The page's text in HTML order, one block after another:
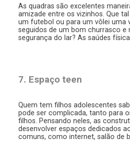
As quadras são excelentes
amizade entre os vizinhos. Que
um futebol ou para um vôlei uma
seguidos de um bom churrasco
segurança do lar? As saúdes
7. Espaço teen
Quem tem filhos adolescentes
pode ser complicada, tanto para
filhos. Pensando neles, as
desenvolver espaços dedicados
comuns, como internet, salão de